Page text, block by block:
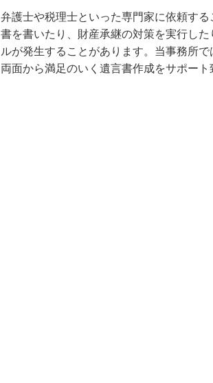
弁護士や税理士といった専門家に依頼す
書を書いたり、財産承継の対策を実行し
ルが発生することがあります。当事務所
両面から満足のいく遺言書作成をサポート